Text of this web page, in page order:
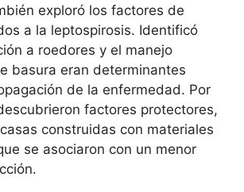
exploró los factores de
a la leptospirosis. Identificó
a roedores y el manejo
basura eran determinantes
de la enfermedad. Por
factores protectores,
construidas con materiales
se asociaron con un menor